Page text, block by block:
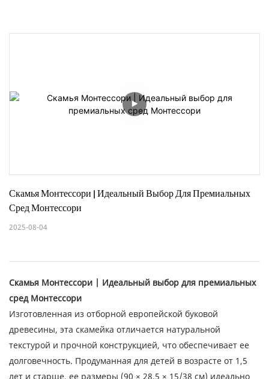
Скамья Монтессори | Идеальный Выбор Для Премиальных
Сред Монтессори
2025-08-04
Скамья Монтессори | Идеальный выбор для премиальных
сред Монтессори
Изготовленная из отборной европейской буковой
древесины, эта скамейка отличается натуральной
текстурой и прочной конструкцией, что обеспечивает ее
долговечность. Продуманная для детей в возрасте от 1,5
лет и старше, ее размеры (90 × 28.5 × 15/38 см) идеально